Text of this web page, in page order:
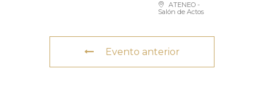
ATENEO -
Salón de Actos
Evento anterior